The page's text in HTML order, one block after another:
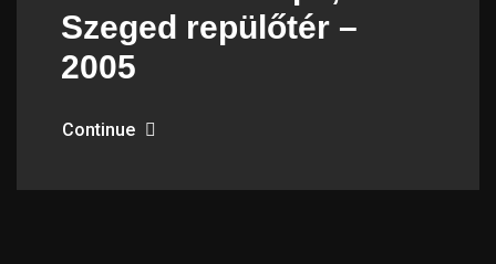
Szeged repülőtér –
2005
Continue